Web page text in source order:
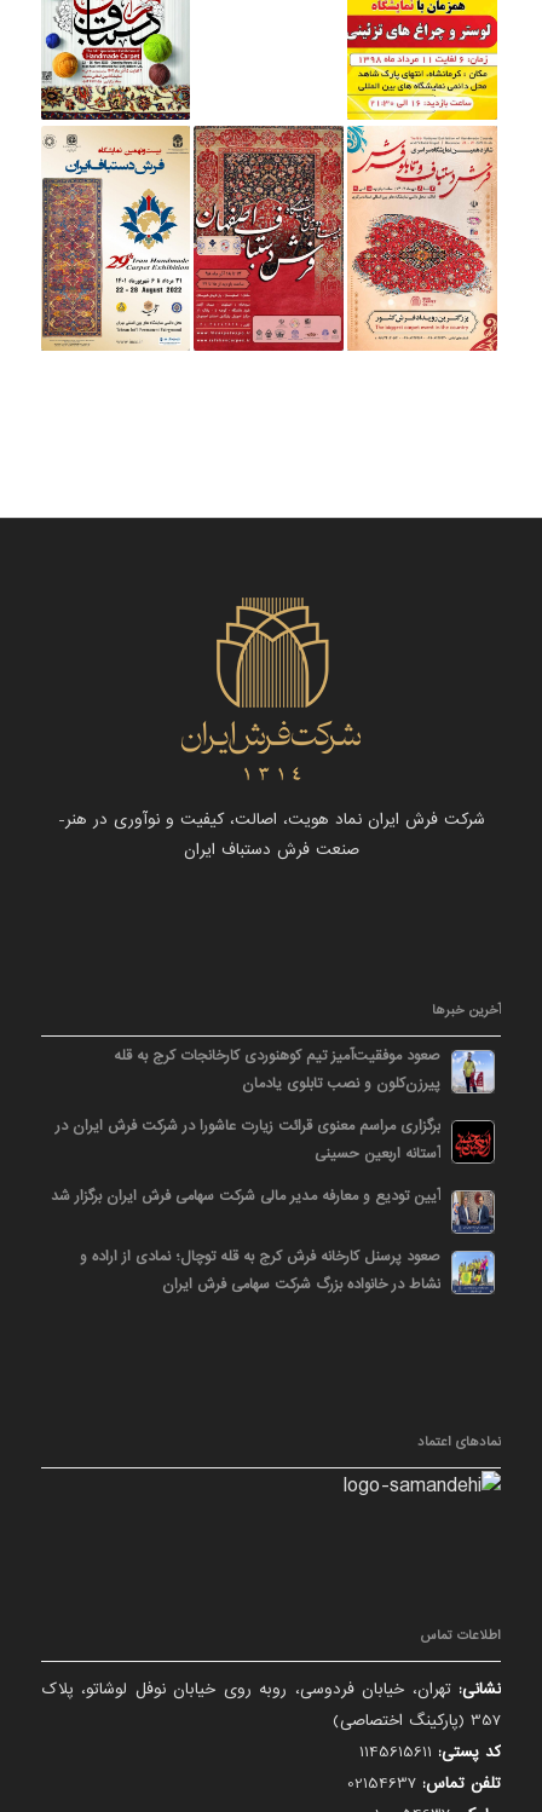
شرکت فرش ایران نماد هویت، اصالت، کیفیت و نوآوری در هنر-
صنعت فرش دستباف ایران
آخرین خبرها
صعود موفقیت‌آمیز تیم کوهنوردی کارخانجات کرج به قله
پیرزن‌کلون و نصب تابلوی یادمان
برگزاری مراسم معنوی قرائت زیارت عاشورا در شرکت فرش ایران در
آستانه اربعین حسینی
آیین تودیع و معارفه مدیر مالی شرکت سهامی فرش ایران برگزار شد
صعود پرسنل کارخانه فرش کرج به قله توچال؛ نمادی از اراده و
نشاط در خانواده بزرگ شرکت سهامی فرش ایران
نمادهای اعتماد
اطلاعات تماس
نشانی: تهران، خیابان فردوسی، روبه روی خیابان نوفل لوشاتو، پلاک
357 (پارکینگ اختصاصی)
کد پستی:
تلفن تماس: